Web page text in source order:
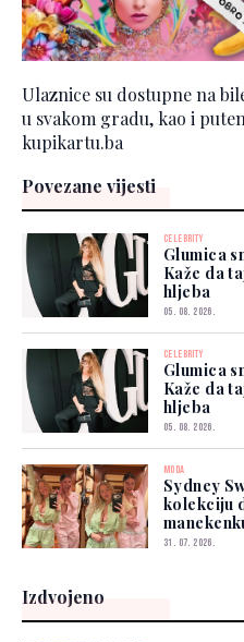
Ulaznice su dostupne na
u svakom gradu, kao i
kupikartu.ba
Povezane vijesti
CELEBRITY
Glumica
Kaže da
hljeba
05. 08. 2026.
CELEBRITY
Glumica
Kaže da
hljeba
05. 08. 2026.
MODA
Sydney
kolekciju
31. 07. 2026.
Izdvojeno